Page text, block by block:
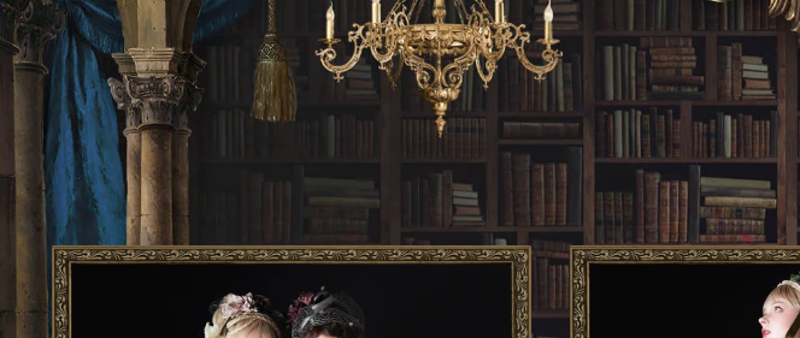
左/
右
箭
者